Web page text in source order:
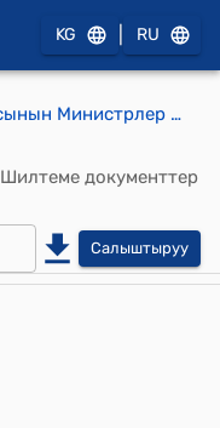
KG RU
Кыргыз Республикасынын Министрлер Кабинетинин 2024-жылдын 26-ноябры № 714 "Бишкек шаарында бизнес-борборлору, турак-жай, социалдык жана инфраструктуралык объекттери, сейил бак зоналары менен имараттардын комплексин куруу" инвестициялык долбоорун ишке ашыруу үчүн жер участогун берүү маселелери жөнүндө" токтому
Шилтеме документтер
Салыштыруу